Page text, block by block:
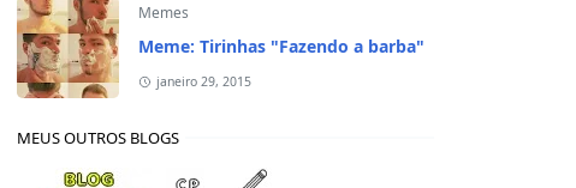
Memes
Meme: Tirinhas "Fazendo a barba"
janeiro 29, 2015
MEUS OUTROS BLOGS